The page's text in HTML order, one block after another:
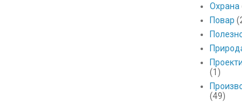
Охрана
Повар
(1)
(49)